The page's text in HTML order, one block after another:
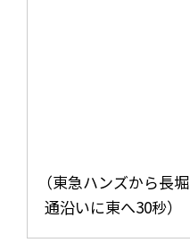
（東急ハンズから長堀
通沿いに東へ30秒）